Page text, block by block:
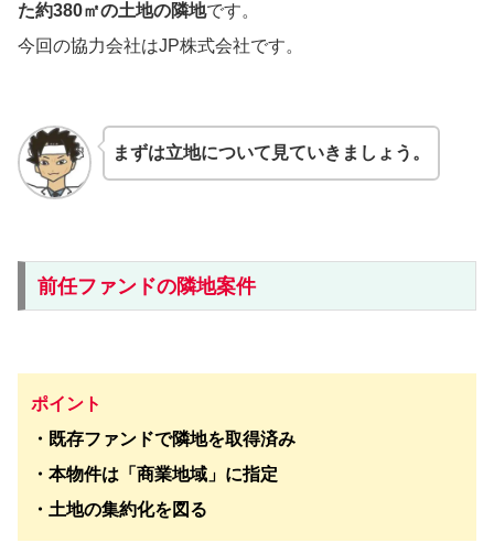
た約380㎡の土地の隣地です。
今回の協力会社はJP株式会社です。
まずは立地について見ていきましょう。
前任ファンドの隣地案件
ポイント
・既存ファンドで隣地を取得済み
・本物件は「商業地域」に指定
・土地の集約化を図る